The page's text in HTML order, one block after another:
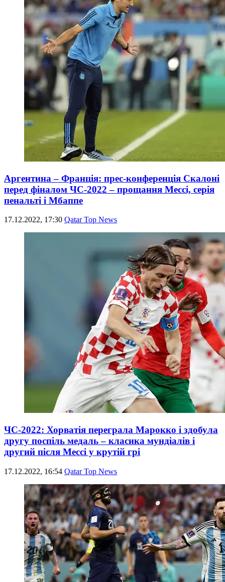
Аргентина – Франція: прес-конференція Скалоні
перед фіналом ЧС-2022 – прощання Мессі, серія
пенальті і Мбаппе
17.12.2022, 17:30 Qatar Top News
ЧС-2022: Хорватія переграла Марокко і здобула
другу поспіль медаль – класика мундіалів і
другий після Мессі у крутій грі
17.12.2022, 16:54 Qatar Top News